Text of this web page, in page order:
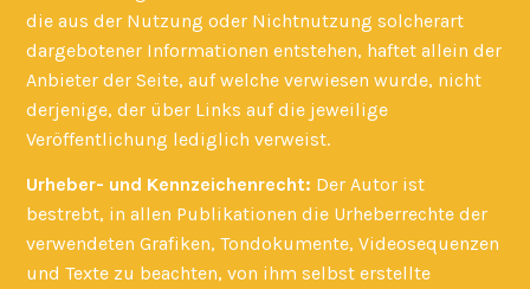
die aus der Nutzung oder Nichtnutzung solcherart
dargebotener Informationen entstehen, haftet allein der
Anbieter der Seite, auf welche verwiesen wurde, nicht
derjenige, der über Links auf die jeweilige
Veröffentlichung lediglich verweist.
Urheber- und Kennzeichenrecht: Der Autor ist
bestrebt, in allen Publikationen die Urheberrechte der
verwendeten Grafiken, Tondokumente, Videosequenzen
und Texte zu beachten, von ihm selbst erstellte